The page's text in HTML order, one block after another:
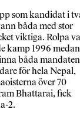
som kandidat i
båda med stor
viktiga. Rolpa
kamp 1996 medan
båda mandaten
för hela Nepal,
över 70
Bhattarai, fick
2.